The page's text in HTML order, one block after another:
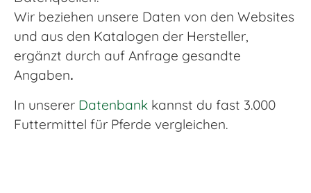
Wir beziehen unsere Daten von den Websites
und aus den Katalogen der Hersteller,
ergänzt durch auf Anfrage gesandte
Angaben.
In unserer Datenbank kannst du fast 3.000
Futtermittel für Pferde vergleichen.